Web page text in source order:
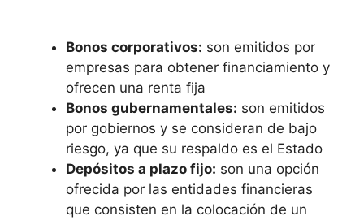
Bonos corporativos: son emitidos por
empresas para obtener financiamiento y
ofrecen una renta fija
Bonos gubernamentales: son emitidos
por gobiernos y se consideran de bajo
riesgo, ya que su respaldo es el Estado
Depósitos a plazo fijo: son una opción
ofrecida por las entidades financieras
que consisten en la colocación de un